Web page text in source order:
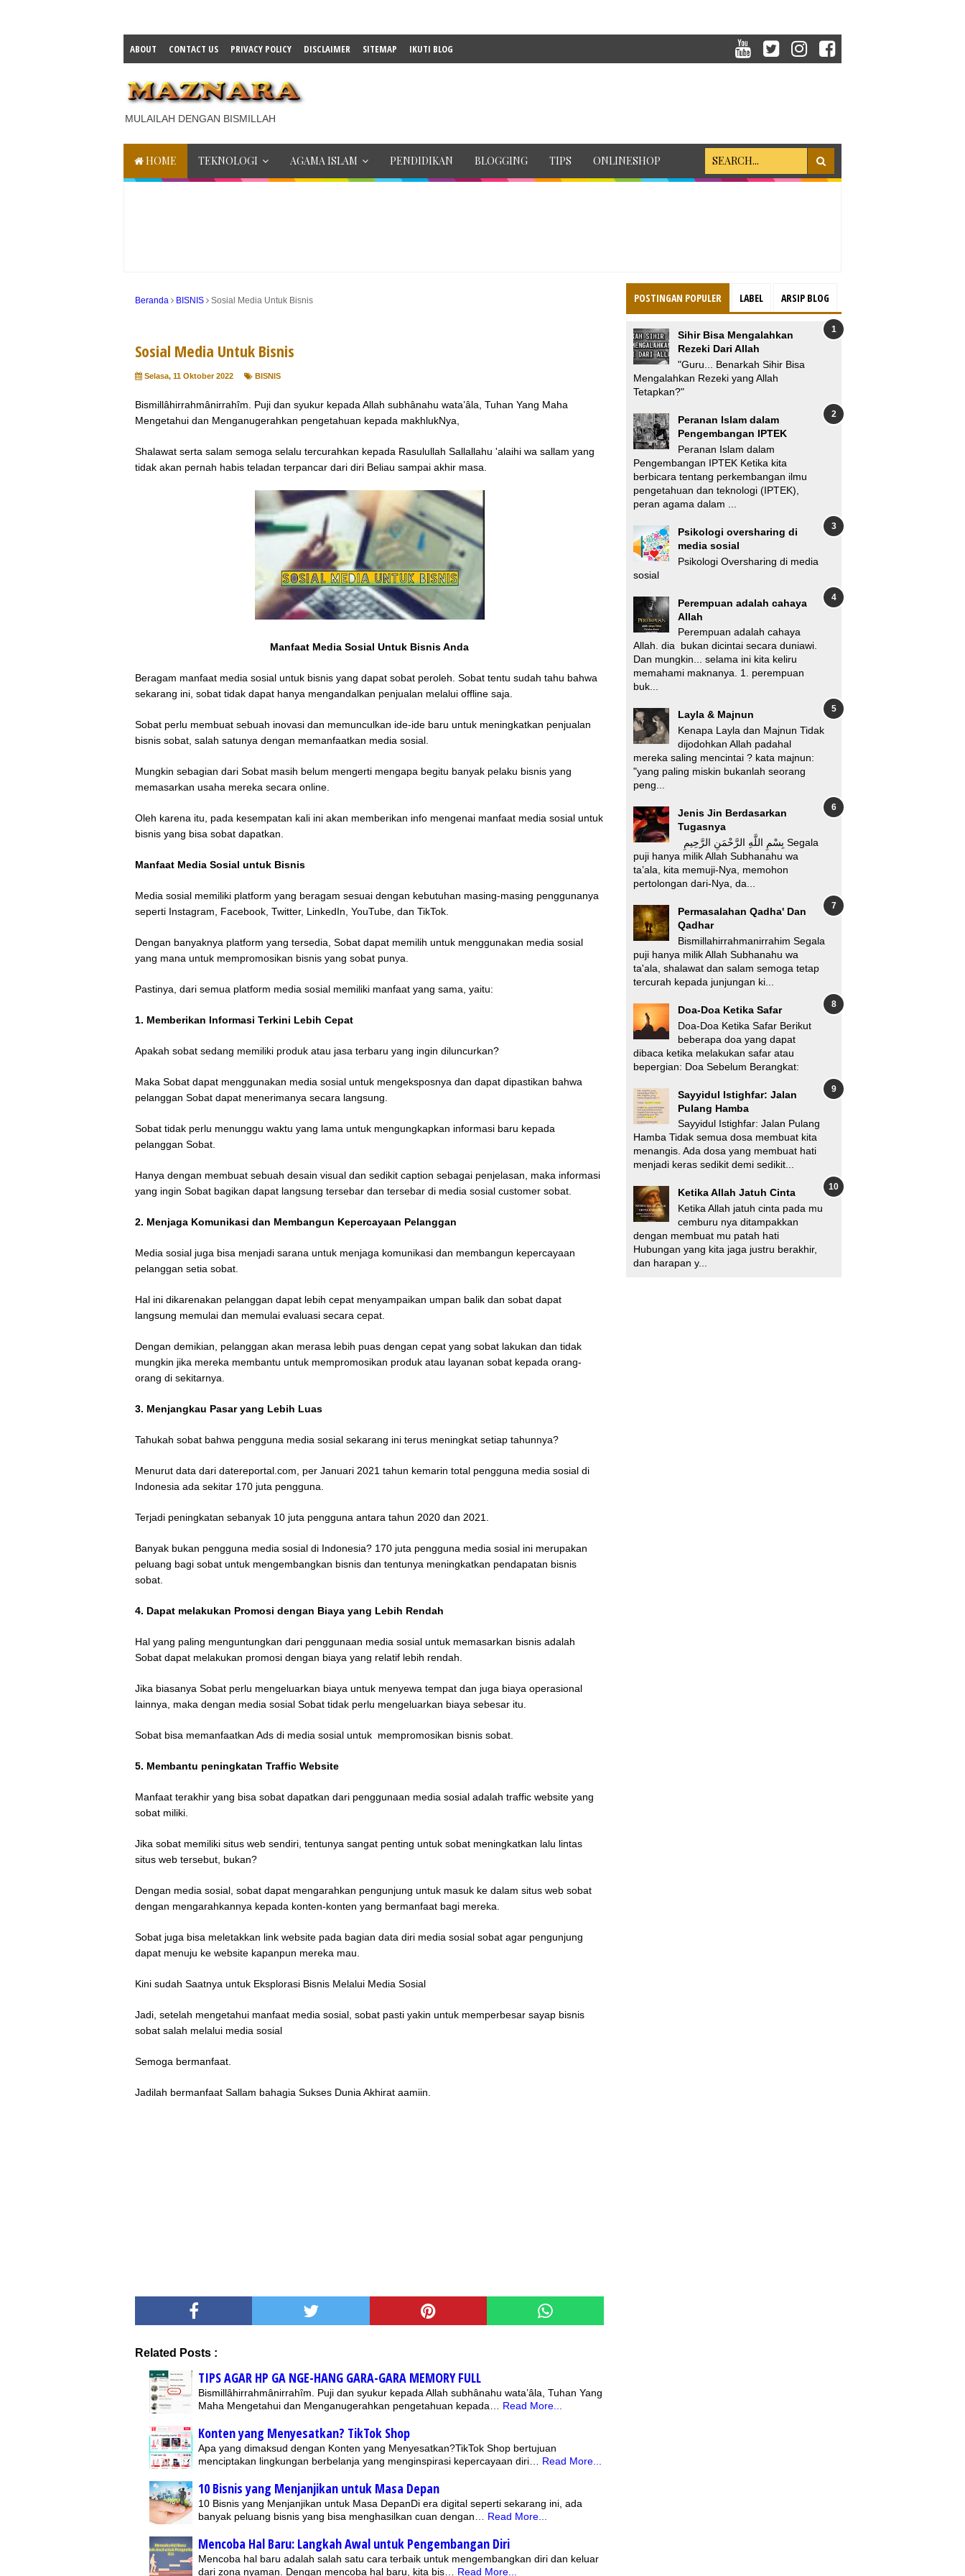
ABOUT CONTACT US PRIVACY POLICY DISCLAIMER SITEMAP IKUTI BLOG
MULAILAH DENGAN BISMILLAH
HOME TEKNOLOGI AGAMA ISLAM PENDIDIKAN BLOGGING TIPS ONLINESHOP
Beranda BISNIS Sosial Media Untuk Bisnis
Sosial Media Untuk Bisnis
Selasa, 11 Oktober 2022 BISNIS
Bismillâhirrahmânirrahîm. Puji dan syukur kepada Allah subhânahu wata’âla, Tuhan Yang Maha
Mengetahui dan Menganugerahkan pengetahuan kepada makhlukNya,
Shalawat serta salam semoga selalu tercurahkan kepada Rasulullah Sallallahu 'alaihi wa sallam yang
tidak akan pernah habis teladan terpancar dari diri Beliau sampai akhir masa.
Manfaat Media Sosial Untuk Bisnis Anda
Beragam manfaat media sosial untuk bisnis yang dapat sobat peroleh. Sobat tentu sudah tahu bahwa
sekarang ini, sobat tidak dapat hanya mengandalkan penjualan melalui offline saja.
Sobat perlu membuat sebuah inovasi dan memunculkan ide-ide baru untuk meningkatkan penjualan
bisnis sobat, salah satunya dengan memanfaatkan media sosial.
Mungkin sebagian dari Sobat masih belum mengerti mengapa begitu banyak pelaku bisnis yang
memasarkan usaha mereka secara online.
Oleh karena itu, pada kesempatan kali ini akan memberikan info mengenai manfaat media sosial untuk
bisnis yang bisa sobat dapatkan.
Manfaat Media Sosial untuk Bisnis
Media sosial memiliki platform yang beragam sesuai dengan kebutuhan masing-masing penggunanya
seperti Instagram, Facebook, Twitter, LinkedIn, YouTube, dan TikTok.
Dengan banyaknya platform yang tersedia, Sobat dapat memilih untuk menggunakan media sosial
yang mana untuk mempromosikan bisnis yang sobat punya.
Pastinya, dari semua platform media sosial memiliki manfaat yang sama, yaitu:
1. Memberikan Informasi Terkini Lebih Cepat
Apakah sobat sedang memiliki produk atau jasa terbaru yang ingin diluncurkan?
Maka Sobat dapat menggunakan media sosial untuk mengeksposnya dan dapat dipastikan bahwa
pelanggan Sobat dapat menerimanya secara langsung.
Sobat tidak perlu menunggu waktu yang lama untuk mengungkapkan informasi baru kepada
pelanggan Sobat.
Hanya dengan membuat sebuah desain visual dan sedikit caption sebagai penjelasan, maka informasi
yang ingin Sobat bagikan dapat langsung tersebar dan tersebar di media sosial customer sobat.
2. Menjaga Komunikasi dan Membangun Kepercayaan Pelanggan
Media sosial juga bisa menjadi sarana untuk menjaga komunikasi dan membangun kepercayaan
pelanggan setia sobat.
Hal ini dikarenakan pelanggan dapat lebih cepat menyampaikan umpan balik dan sobat dapat
langsung memulai dan memulai evaluasi secara cepat.
Dengan demikian, pelanggan akan merasa lebih puas dengan cepat yang sobat lakukan dan tidak
mungkin jika mereka membantu untuk mempromosikan produk atau layanan sobat kepada orang-
orang di sekitarnya.
3. Menjangkau Pasar yang Lebih Luas
Tahukah sobat bahwa pengguna media sosial sekarang ini terus meningkat setiap tahunnya?
Menurut data dari datereportal.com, per Januari 2021 tahun kemarin total pengguna media sosial di
Indonesia ada sekitar 170 juta pengguna.
Terjadi peningkatan sebanyak 10 juta pengguna antara tahun 2020 dan 2021.
Banyak bukan pengguna media sosial di Indonesia? 170 juta pengguna media sosial ini merupakan
peluang bagi sobat untuk mengembangkan bisnis dan tentunya meningkatkan pendapatan bisnis
sobat.
4. Dapat melakukan Promosi dengan Biaya yang Lebih Rendah
Hal yang paling menguntungkan dari penggunaan media sosial untuk memasarkan bisnis adalah
Sobat dapat melakukan promosi dengan biaya yang relatif lebih rendah.
Jika biasanya Sobat perlu mengeluarkan biaya untuk menyewa tempat dan juga biaya operasional
lainnya, maka dengan media sosial Sobat tidak perlu mengeluarkan biaya sebesar itu.
Sobat bisa memanfaatkan Ads di media sosial untuk mempromosikan bisnis sobat.
5. Membantu peningkatan Traffic Website
Manfaat terakhir yang bisa sobat dapatkan dari penggunaan media sosial adalah traffic website yang
sobat miliki.
Jika sobat memiliki situs web sendiri, tentunya sangat penting untuk sobat meningkatkan lalu lintas
situs web tersebut, bukan?
Dengan media sosial, sobat dapat mengarahkan pengunjung untuk masuk ke dalam situs web sobat
dengan mengarahkannya kepada konten-konten yang bermanfaat bagi mereka.
Sobat juga bisa meletakkan link website pada bagian data diri media sosial sobat agar pengunjung
dapat menuju ke website kapanpun mereka mau.
Kini sudah Saatnya untuk Eksplorasi Bisnis Melalui Media Sosial
Jadi, setelah mengetahui manfaat media sosial, sobat pasti yakin untuk memperbesar sayap bisnis
sobat salah melalui media sosial
Semoga bermanfaat.
Jadilah bermanfaat Sallam bahagia Sukses Dunia Akhirat aamiin.
Related Posts :
TIPS AGAR HP GA NGE-HANG GARA-GARA MEMORY FULL
Bismillâhirrahmânirrahîm. Puji dan syukur kepada Allah subhânahu wata’âla, Tuhan Yang
Maha Mengetahui dan Menganugerahkan pengetahuan kepada… Read More...
Konten yang Menyesatkan? TikTok Shop
Apa yang dimaksud dengan Konten yang Menyesatkan?TikTok Shop bertujuan
menciptakan lingkungan berbelanja yang menginspirasi kepercayaan diri… Read More...
10 Bisnis yang Menjanjikan untuk Masa Depan
10 Bisnis yang Menjanjikan untuk Masa DepanDi era digital seperti sekarang ini, ada
banyak peluang bisnis yang bisa menghasilkan cuan dengan… Read More...
Mencoba Hal Baru: Langkah Awal untuk Pengembangan Diri
Mencoba hal baru adalah salah satu cara terbaik untuk mengembangkan diri dan keluar
dari zona nyaman. Dengan mencoba hal baru, kita bis… Read More...
POSTINGAN POPULER LABEL ARSIP BLOG
Sihir Bisa Mengalahkan
Rezeki Dari Allah
"Guru... Benarkah Sihir Bisa
Mengalahkan Rezeki yang Allah
Tetapkan?"
Peranan Islam dalam
Pengembangan IPTEK
Peranan Islam dalam
Pengembangan IPTEK Ketika kita
berbicara tentang perkembangan ilmu
pengetahuan dan teknologi (IPTEK),
peran agama dalam ...
Psikologi oversharing di
media sosial
Psikologi Oversharing di media
sosial
Perempuan adalah cahaya
Allah
Perempuan adalah cahaya
Allah. dia bukan dicintai secara duniawi.
Dan mungkin... selama ini kita keliru
memahami maknanya. 1. perempuan
buk...
Layla & Majnun
Kenapa Layla dan Majnun Tidak
dijodohkan Allah padahal
mereka saling mencintai ? kata majnun:
"yang paling miskin bukanlah seorang
peng...
Jenis Jin Berdasarkan
Tugasnya
puji hanya milik Allah Subhanahu wa
ta’ala, kita memuji-Nya, memohon
pertolongan dari-Nya, da...
Permasalahan Qadha' Dan
Qadhar
Bismillahirrahmanirrahim Segala
puji hanya milik Allah Subhanahu wa
ta'ala, shalawat dan salam semoga tetap
tercurah kepada junjungan ki...
Doa-Doa Ketika Safar
Doa-Doa Ketika Safar Berikut
beberapa doa yang dapat
dibaca ketika melakukan safar atau
bepergian: Doa Sebelum Berangkat:
Sayyidul Istighfar: Jalan
Pulang Hamba
Sayyidul Istighfar: Jalan Pulang
Hamba Tidak semua dosa membuat kita
menangis. Ada dosa yang membuat hati
menjadi keras sedikit demi sedikit...
Ketika Allah Jatuh Cinta
Ketika Allah jatuh cinta pada mu
cemburu nya ditampakkan
dengan membuat mu patah hati
Hubungan yang kita jaga justru berakhir,
dan harapan y...